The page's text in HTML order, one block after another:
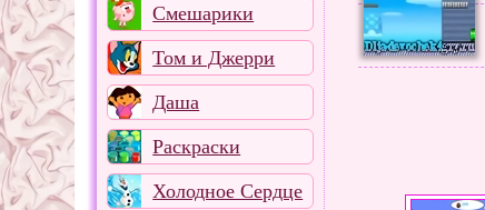
Смешарики
Том и Джерри
Даша
Раскраски
Холодное Сердце